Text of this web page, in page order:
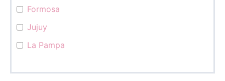
Formosa
Jujuy
La Pampa